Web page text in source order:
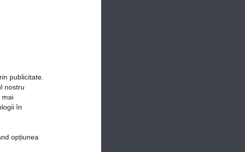
publicitate.
nostru
mai
în
opțiunea© 2026 Ringier Romania. Toate drepturile rezervate